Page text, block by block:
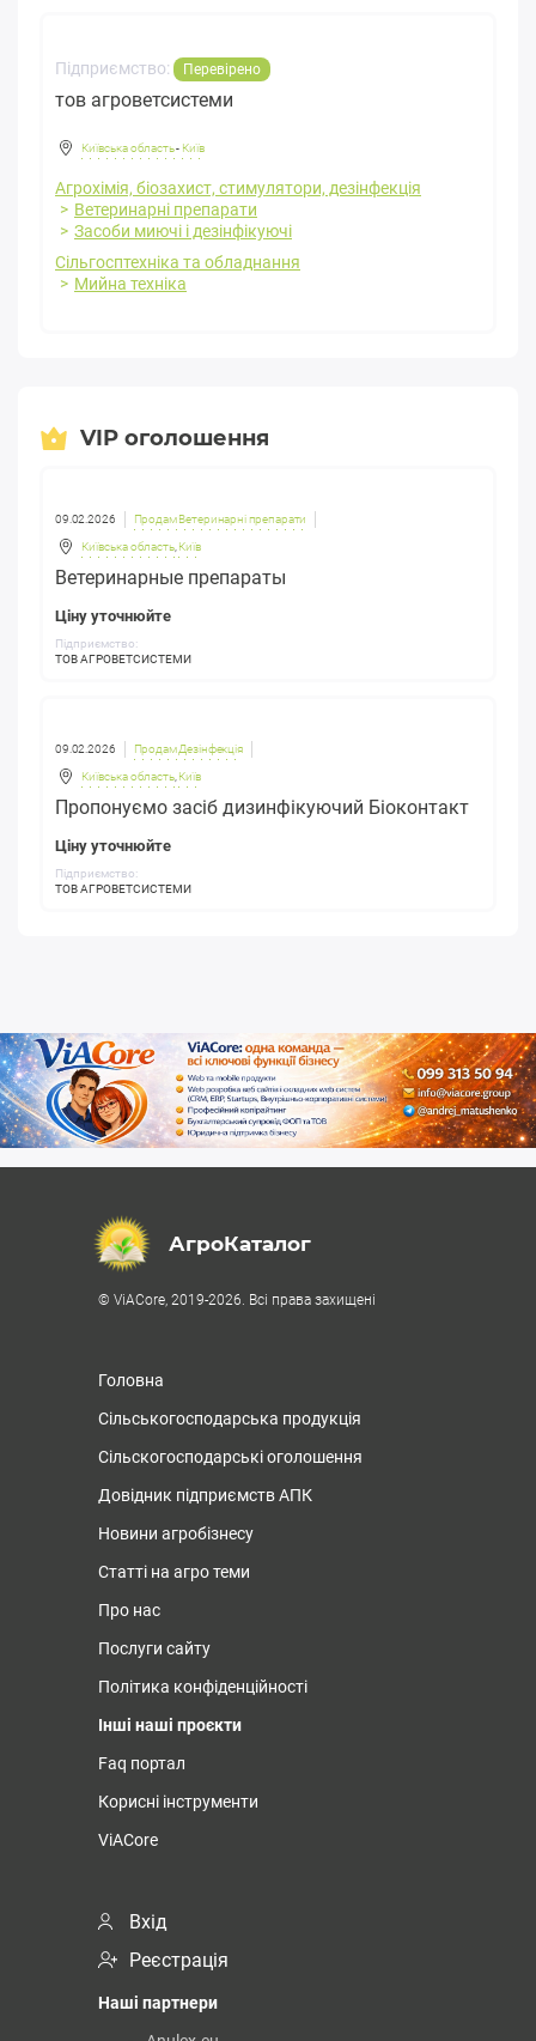
Підприємство: Перевірено
тов агроветсистеми
Київська область- Київ
Агрохімія, біозахист, стимулятори, дезінфекція
Ветеринарні препарати
Засоби миючі і дезінфікуючі
Сільгосптехніка та обладнання
Мийна техніка
VIP оголошення
09.02.2026 Продам Ветеринарні препарати
Київська область, Київ
Ветеринарные препараты
Ціну уточнюйте
Підприємство:
ТОВ АГРОВЕТСИСТЕМИ
09.02.2026 Продам Дезінфекція
Київська область, Київ
Пропонуємо засіб дизинфікуючий Біоконтакт
Ціну уточнюйте
Підприємство:
ТОВ АГРОВЕТСИСТЕМИ
АгроКаталог
© ViACore, 2019-2026. Всі права захищені
Головна
Сільськогосподарська продукція
Сільскогосподарські оголошення
Довідник підприємств АПК
Новини агробізнесу
Статті на агро теми
Про нас
Послуги сайту
Політика конфіденційності
Інші наші проєкти
Faq портал
Корисні інструменти
ViACore
Вхід
Реєстрація
Наші партнери